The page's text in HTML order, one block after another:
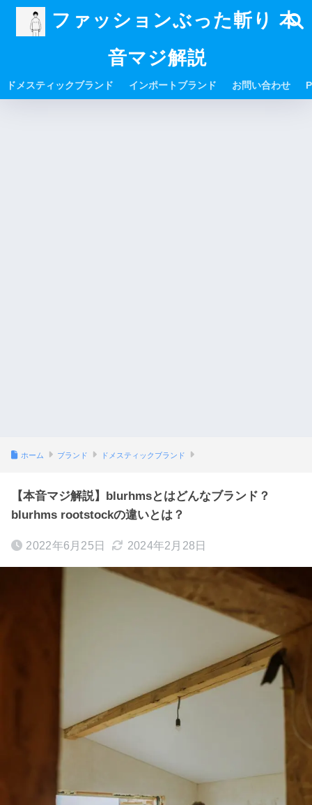
ファッションぶった斬り 本
音マジ解説
ドメスティックブランド インポートブランド お問い合わせ
ホーム ブランド ドメスティックブランド
【本音マジ解説】blurhmsとはどんなブランド？
blurhms rootstockの違いとは？
2022年6月25日 2024年2月28日